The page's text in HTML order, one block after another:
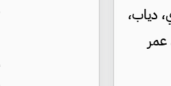
دياب،
عمر